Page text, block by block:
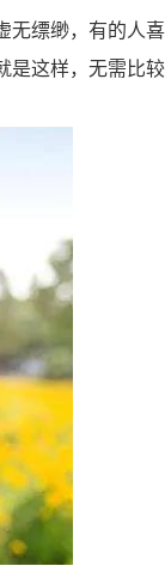
无缥缈，有的人
是这样，无需比